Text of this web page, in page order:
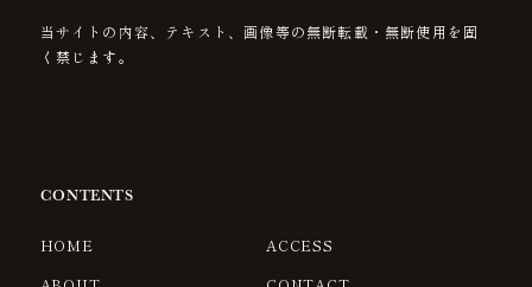
当サイトの内容、テキスト、画像等の無断転載・無断使用を固
く禁じます。
CONTENTS
HOME
ACCESS